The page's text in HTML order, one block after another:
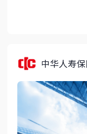
中华人寿